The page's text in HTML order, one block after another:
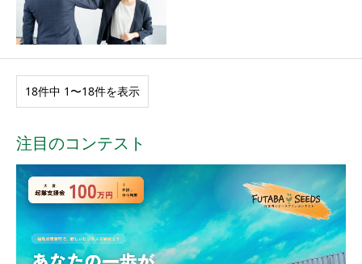
18件中 1〜18件を表示
注目のコンテスト